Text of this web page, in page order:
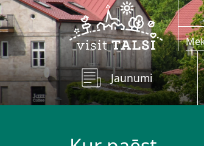
Skip to main content
Jaunumi